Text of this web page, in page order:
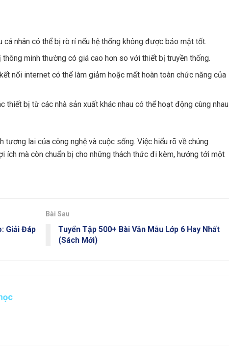
cá nhân có thể bị rò rỉ nếu hệ thống không được bảo mật tốt.
thông minh thường có giá cao hơn so với thiết bị truyền thống.
nối internet có thể làm giảm hoặc mất hoàn toàn chức năng của
thiết bị từ các nhà sản xuất khác nhau có thể hoạt động cùng nhau
tương lai của công nghệ và cuộc sống. Việc hiểu rõ về chúng
ích mà còn chuẩn bị cho những thách thức đi kèm, hướng tới một
Giải Đáp
Bài Sau
Tuyển Tập 500+ Bài Văn Mẫu Lớp 6 Hay Nhất
(Sách Mới)